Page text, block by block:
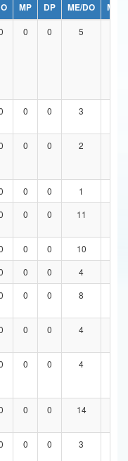
MP DP ME/DO
MP/
0 0 5
0 0 3
0 0 2
0 0 1
0 0 11
0 0 10
0 0 4
0 0 8
0 0 4
0 0 4
0 0 14
0 0 3